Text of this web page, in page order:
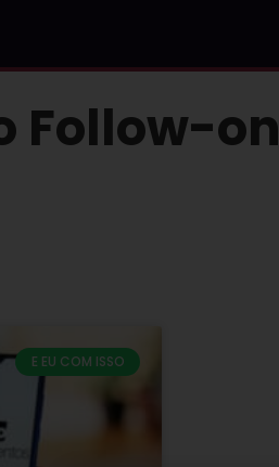
Follow-on
E EU COM ISSO